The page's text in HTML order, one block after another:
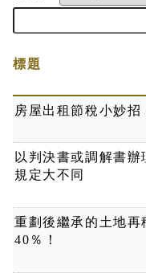
標題
房屋出租節稅小妙招
以判決書或調解書
規定大不同
重劃後繼承的土地再
40％！